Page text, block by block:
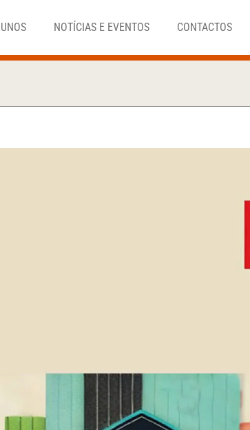
NOTÍCIAS E EVENTOS CONTACTOS